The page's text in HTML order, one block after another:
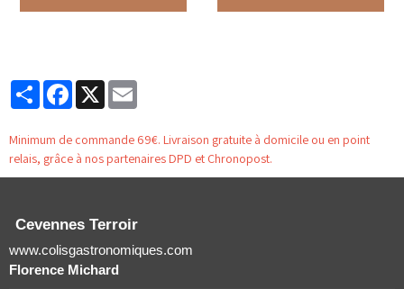
PartagerFacebook
X
Minimum de commande 69€. Livraison gratuite à domicile ou en point
relais, grâce à nos partenaires DPD et Chronopost.
Cevennes Terroir
www.colisgastronomiques.com
Florence Michard